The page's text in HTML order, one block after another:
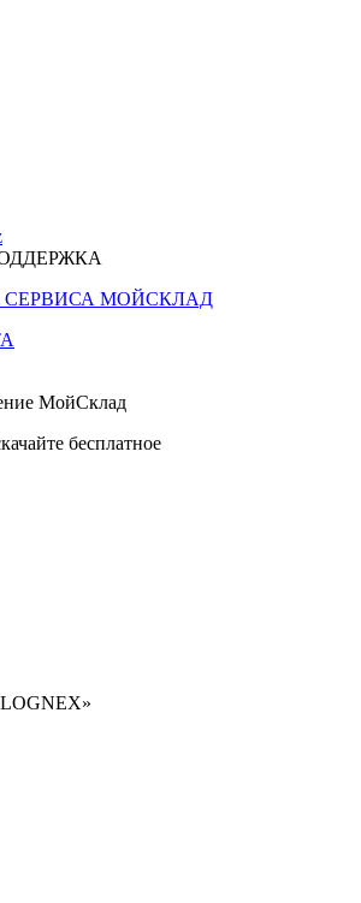
СЕРВИСА МОЙСКЛАД
бесплатное